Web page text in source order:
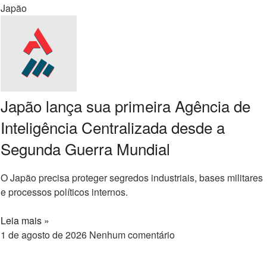
Japão
Japão lança sua primeira Agência de
Inteligência Centralizada desde a
Segunda Guerra Mundial
O Japão precisa proteger segredos industriais, bases militares
e processos políticos internos.
Leia mais »
1 de agosto de 2026 Nenhum comentário